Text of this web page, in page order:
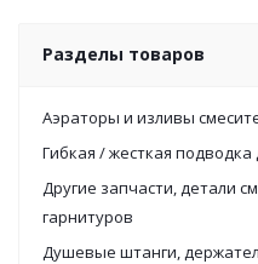
Разделы товаров
Аэраторы и изливы
Гибкая / жесткая подводка
Другие запчасти, детали
гарнитуров
Душевые штанги,